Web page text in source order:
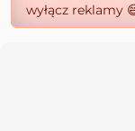
wyłącz reklamy